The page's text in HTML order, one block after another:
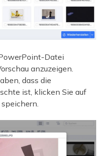
Datei
anzuzeigen.
dass die
ist, klicken Sie auf